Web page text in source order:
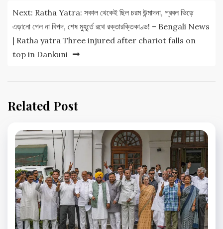
Next: Ratha Yatra: সকাল থেকেই ছিল চরম উন্মাদনা, প্রবল ভিড়ে
এড়ানো গেল না বিপদ, শেষ মুহূর্তে রথে রক্তারক্তিকাণ্ড! – Bengali News
| Ratha yatra Three injured after chariot falls on
top in Dankuni
Related Post